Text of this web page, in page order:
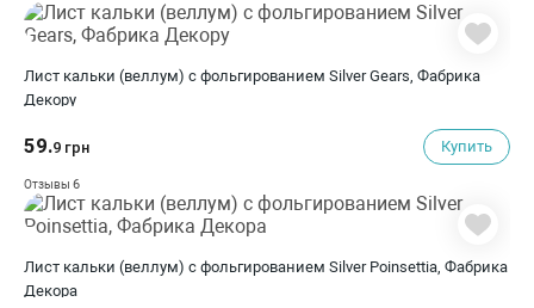
Лист кальки (веллум) с фольгированием Silver Gears, Фабрика
Декору
59.9 грн Купить
Отзывы 6
Лист кальки (веллум) с фольгированием Silver Poinsettia, Фабрика
Декора